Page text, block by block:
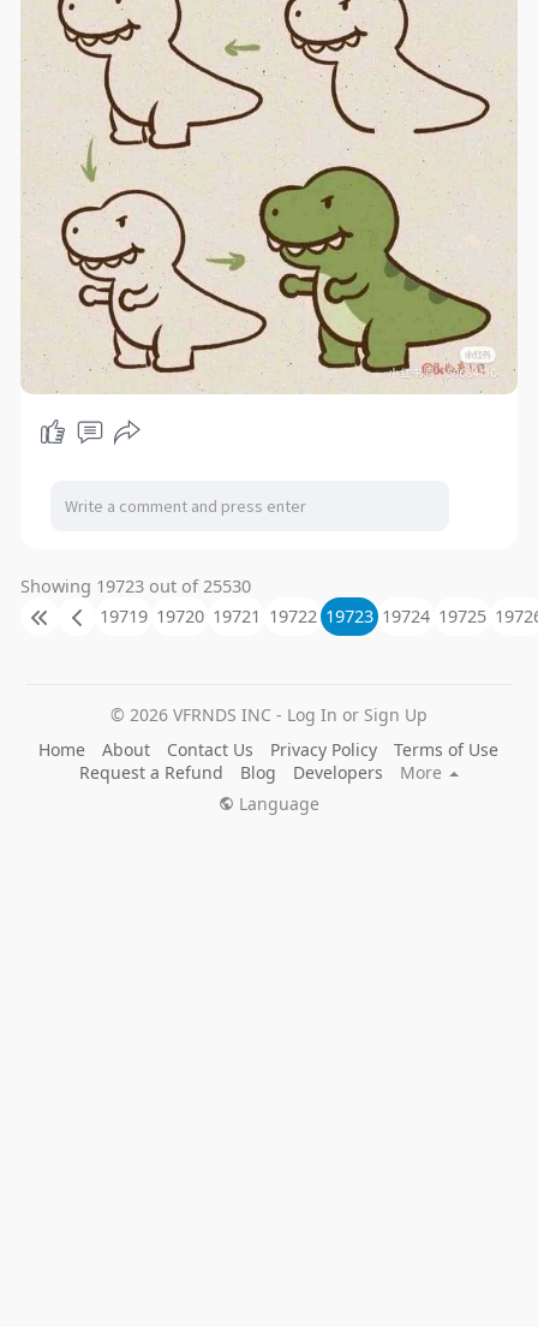
Showing 19723 out of 25530
19719 19720 19721 19722 19723 19724 19725
© 2026 VFRNDS INC - Log In or Sign Up
Home
About Contact Us Privacy Policy
Terms of Use
Request a Refund
Blog Developers
More
Language